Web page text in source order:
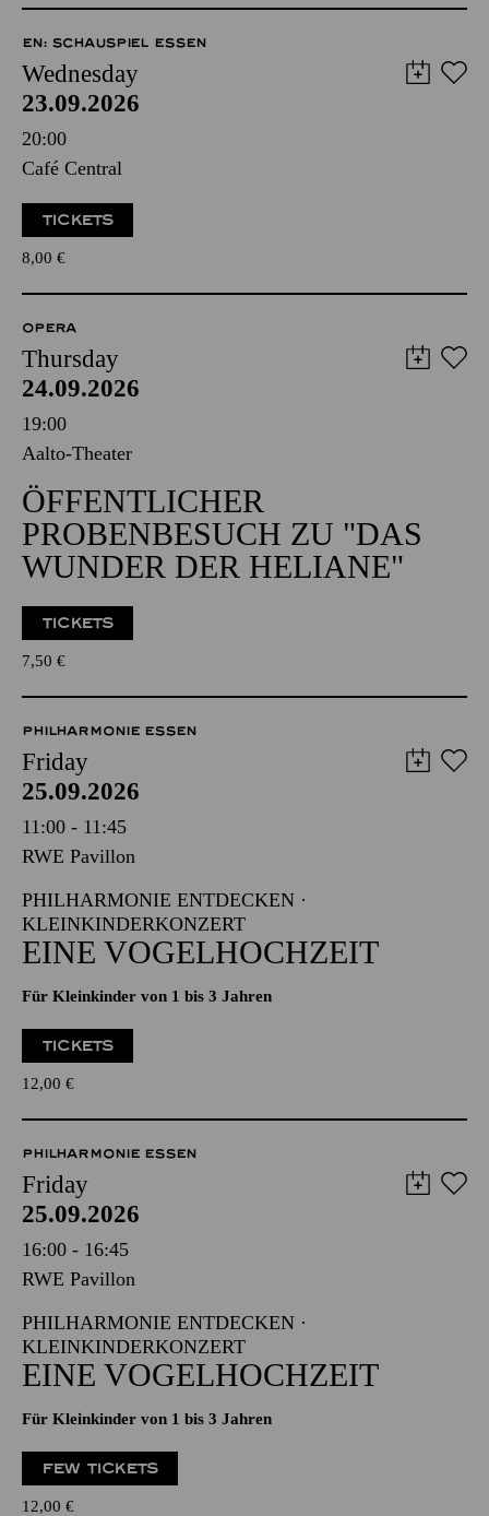
EN: SCHAUSPIEL ESSEN
Wednesday
23.09.2026
20:00
Café Central
TICKETS
8,00 €
OPERA
Thursday
24.09.2026
19:00
Aalto-Theater
ÖFFENTLICHER
PROBENBESUCH ZU "DAS
WUNDER DER HELIANE"
TICKETS
7,50 €
PHILHARMONIE ESSEN
Friday
25.09.2026
11:00 - 11:45
RWE Pavillon
PHILHARMONIE ENTDECKEN ·
KLEINKINDERKONZERT
EINE VOGELHOCHZEIT
Für Kleinkinder von 1 bis 3 Jahren
TICKETS
12,00 €
PHILHARMONIE ESSEN
Friday
25.09.2026
16:00 - 16:45
RWE Pavillon
PHILHARMONIE ENTDECKEN ·
KLEINKINDERKONZERT
EINE VOGELHOCHZEIT
Für Kleinkinder von 1 bis 3 Jahren
FEW TICKETS
12,00 €